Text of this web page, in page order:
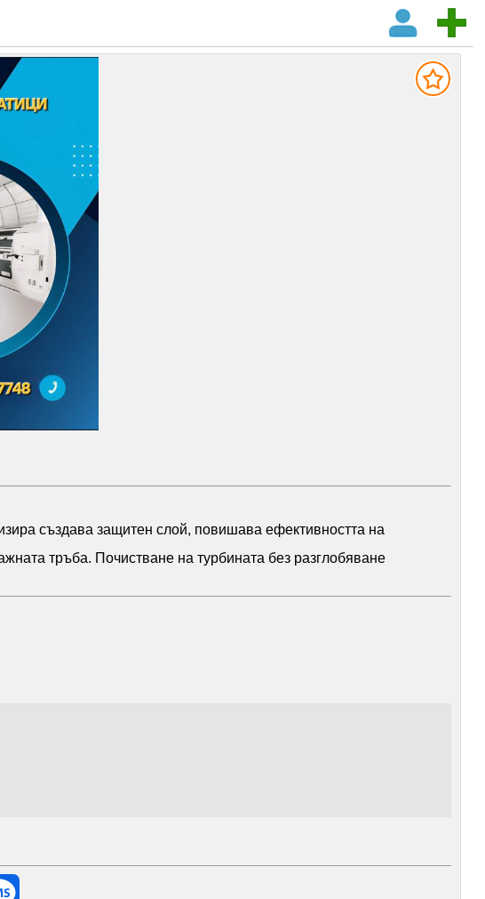
създава защитен слой, повишава ефективността на
тръба. Почистване на турбината без разглобяване